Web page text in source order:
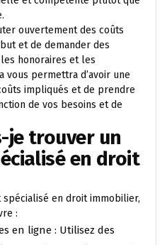
ouvertement des coûts
et de demander des
honoraires et les
vous permettra d’avoir une
impliqués et de prendre
de vos besoins et de
je trouver un
en droit
en droit immobilier,
:
en ligne : Utilisez des